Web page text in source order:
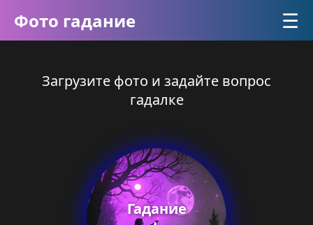
Фото гадание ☰
Загрузите фото и задайте вопрос
гадалке
Гадание